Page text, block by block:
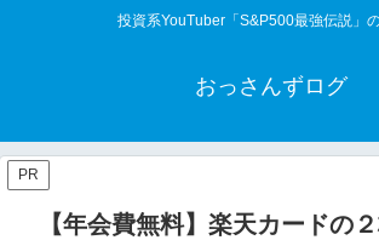
投資系YouTuber「S&P500最強伝説」
おっさんずログ
PR
【年会費無料】楽天カードの